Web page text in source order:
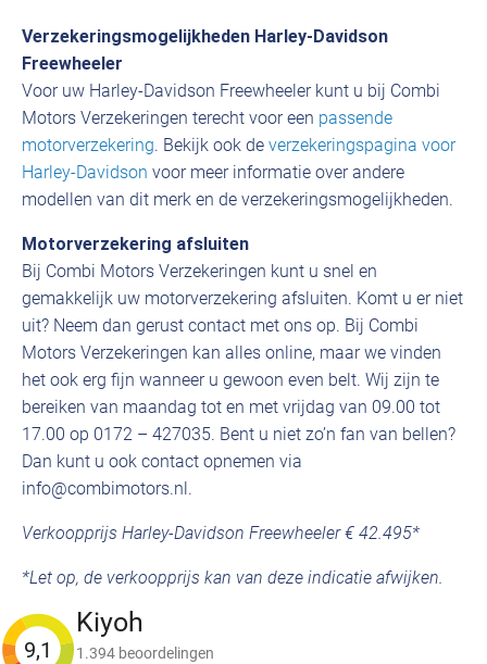
Verzekeringsmogelijkheden Harley-Davidson
Freewheeler
Voor uw Harley-Davidson Freewheeler kunt u bij Combi
Motors Verzekeringen terecht voor een passende
motorverzekering. Bekijk ook de verzekeringspagina voor
Harley-Davidson voor meer informatie over andere
modellen van dit merk en de verzekeringsmogelijkheden.
Motorverzekering afsluiten
Bij Combi Motors Verzekeringen kunt u snel en
gemakkelijk uw motorverzekering afsluiten. Komt u er niet
uit? Neem dan gerust contact met ons op. Bij Combi
Motors Verzekeringen kan alles online, maar we vinden
het ook erg fijn wanneer u gewoon even belt. Wij zijn te
bereiken van maandag tot en met vrijdag van 09.00 tot
17.00 op 0172 – 427035. Bent u niet zo’n fan van bellen?
Dan kunt u ook contact opnemen via
info@combimotors.nl.
Verkoopprijs Harley-Davidson Freewheeler € 42.495*
*Let op, de verkoopprijs kan van deze indicatie afwijken.
9,1
Kiyoh
1.394 beoordelingen